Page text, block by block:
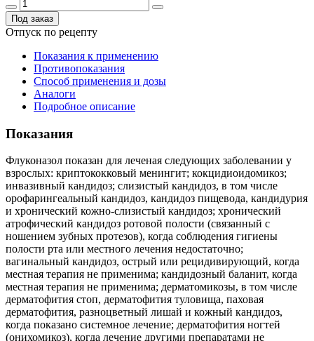
Под заказ
Отпуск по рецепту
Показания к применению
Противопоказания
Способ применения и дозы
Аналоги
Подробное описание
Показания
Флуконазол показан для леченая следующих заболевании у
взрослых: криптококковый менингит; кокцидиоидомикоз;
инвазивный кандидоз; слизистый кандидоз, в том числе
орофарингеальный кандидоз, кандидоз пищевода, кандидурия
и хронический кожно-слизистый кандидоз; хронический
атрофический кандидоз ротовой полости (связанный с
ношением зубных протезов), когда соблюдения гигиены
полости рта или местного лечения недостаточно;
вагинальный кандидоз, острый или рецидивирующий, когда
местная терапия не применима; кандидозный баланит, когда
местная терапия не применима; дерматомикозы, в том числе
дерматофития стоп, дерматофития туловища, паховая
дерматофития, разноцветный лишай и кожный кандидоз,
когда показано системное лечение; дерматофития ногтей
(онихомикоз), когда лечение другими препаратами не